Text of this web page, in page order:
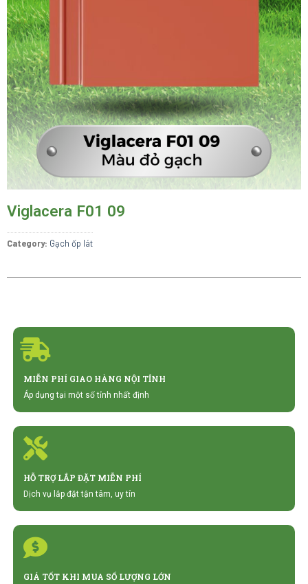
Viglacera F01 09
Category: Gạch ốp lát
MIỄN PHÍ GIAO HÀNG NỘI TỈNH
Áp dụng tại một số tỉnh nhất định
HỖ TRỢ LẮP ĐẶT MIỄN PHÍ
Dịch vụ lắp đặt tận tâm, uy tín
GIÁ TỐT KHI MUA SỐ LƯỢNG LỚN